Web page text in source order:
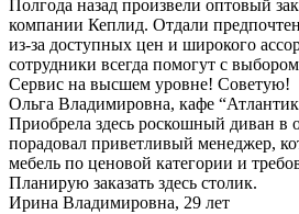
Полгода назад произвели оптовый
компании Кеплид. Отдали
из-за доступных цен и широкого
сотрудники всегда помогут с
Сервис на высшем уровне! Советую!
Ольга Владимировна, кафе
Приобрела здесь роскошный диван в
порадовал приветливый менеджер,
мебель по ценовой категории и
Планирую заказать здесь столик.
Ирина Владимировна, 29 лет